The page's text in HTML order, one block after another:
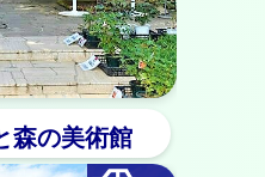
森の美術館